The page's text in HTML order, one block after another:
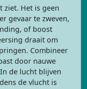
ziet. Het is geen
gevaar te zweven,
of boost
draait om
Combineer
door nauwe
de lucht blijven
de vlucht is